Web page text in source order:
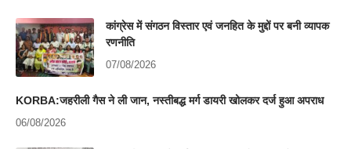
कांग्रेस में संगठन विस्तार एवं जनहित के मुद्दों पर बनी व्यापक
रणनीति
07/08/2026
KORBA:जहरीली गैस ने ली जान, नस्तीबद्ध मर्ग डायरी खोलकर दर्ज हुआ अपराध
06/08/2026